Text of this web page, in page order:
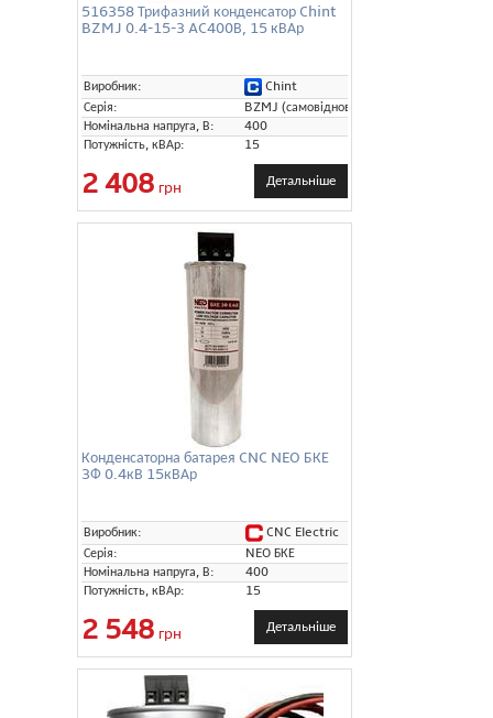
516358 Трифазний конденсатор Chint
BZMJ 0.4-15-3 AC400В, 15 кВАр
Виробник:
Chint
Серія:
BZMJ (самовідновлювальні)
Номінальна напруга, В:
400
Потужність, кВАр:
15
2 408 грн Детальніше
Конденсаторна батарея CNC NEO БКЕ
3Ф 0.4кВ 15кВАр
Виробник:
CNC Electric
Серія:
NEO БКЕ
Номінальна напруга, В:
400
Потужність, кВАр:
15
2 548 грн Детальніше